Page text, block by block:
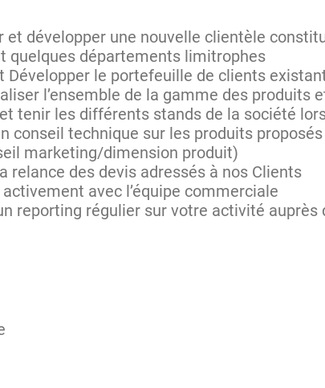
et développer une nouvelle clientèle
quelques départements limitrophes
Développer le portefeuille de clients
l’ensemble de la gamme des produits
tenir les différents stands de la société
conseil technique sur les produits
marketing/dimension produit)
relance des devis adressés à nos Clients
avec l’équipe commerciale
reporting régulier sur votre activité auprès